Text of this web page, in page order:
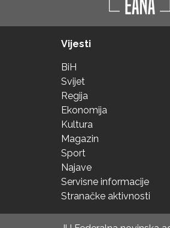
Vijesti
BiH
Svijet
Regija
Ekonomija
Kultura
Magazin
Sport
Najave
Servisne informacije
Stranačke aktivnosti